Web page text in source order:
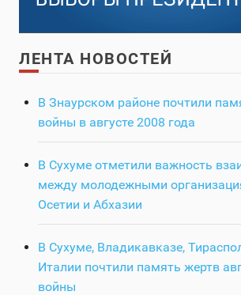
ЛЕНТА НОВОСТЕЙ
В Знаурском районе почтили
войны в августе 2008 года
В Сухуме отметили важность
между молодежными
Осетии и Абхазии
В Сухуме, Владикавказе,
Италии почтили память жертв
войны